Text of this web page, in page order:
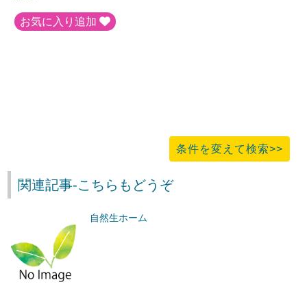
お気に入り追加
条件を変えて検索>>
関連記事-こちらもどうぞ
自然生ホーム